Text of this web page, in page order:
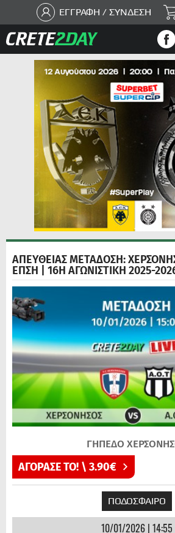
ΕΓΓΡΑΦΗ / ΣΥΝΔΕΣΗ
ΑΠΕΥΘΕΙΑΣ ΜΕΤΑΔΟΣΗ:
ΕΠΣΗ | 16Η ΑΓΩΝΙΣΤΙΚΗ 2025-
ΓΗΠΕΔΟ
ΑΓΟΡΑΣΕ ΤΟ! \ 3.90€
ΠΟΔΟΣΦΑΙΡΟ
10/01/2026 | 14:55